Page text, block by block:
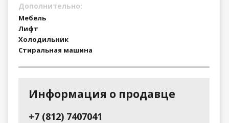
Дополнительно:
Мебель
Лифт
Холодильник
Стиральная машина
Информация о продавце
+7 (812) 7407041